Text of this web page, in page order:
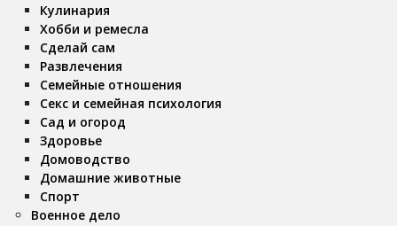
Кулинария
Хобби и ремесла
Сделай сам
Развлечения
Семейные отношения
Секс и семейная психология
Сад и огород
Здоровье
Домоводство
Домашние животные
Спорт
Военное дело